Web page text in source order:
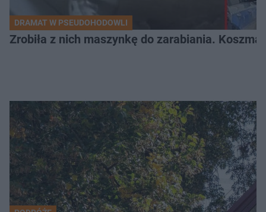
DRAMAT W PSEUDOHODOWLI
Zrobiła z nich maszynkę do zarabiania.